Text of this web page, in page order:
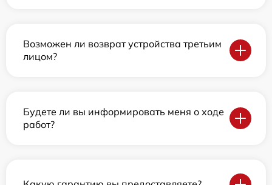
Возможен ли возврат устройства третьим
лицом?
Будете ли вы информировать меня о ходе
работ?